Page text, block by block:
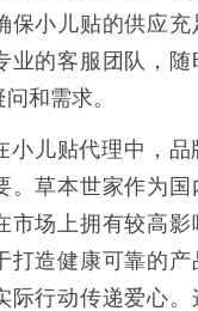
保小儿贴的供应
业的客服团队，
和需求。
儿贴代理中，品
。草本世家作为
市场上拥有较高
打造健康可靠的
际行动传递爱心